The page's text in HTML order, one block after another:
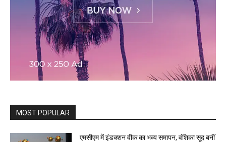
MOST POPULAR
एमसीएम में इंडक्शन वीक का भव्य समापन, वंशिका सूद बनीं